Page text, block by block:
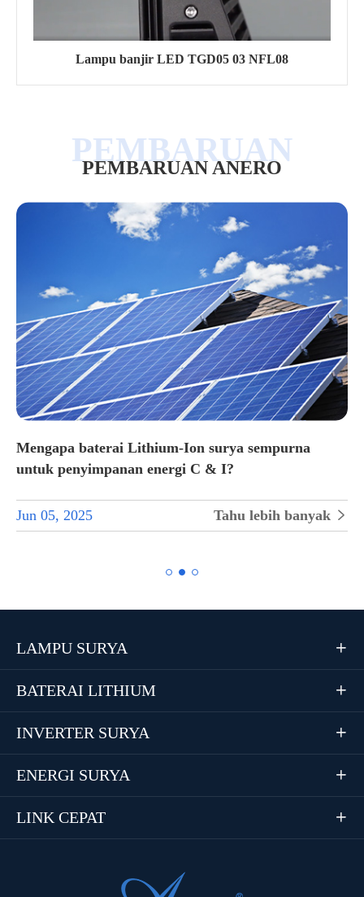
Lampu banjir LED TGD05 03 NFL08
PEMBARUAN ANERO
Mengapa baterai Lithium-Ion surya sempurna
untuk penyimpanan energi C & I?
Jun 05, 2025 Tahu lebih banyak 
LAMPU SURYA 
BATERAI LITHIUM 
INVERTER SURYA 
ENERGI SURYA 
LINK CEPAT 